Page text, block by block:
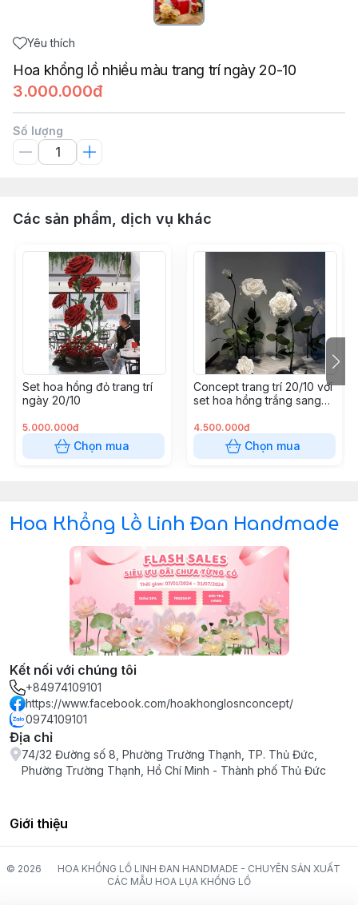
Yêu thích
Hoa khổng lồ nhiều màu trang trí ngày 20-10
3.000.000đ
Số lượng
Các sản phẩm, dịch vụ khác
Set hoa hồng đỏ trang trí
ngày 20/10
5.000.000đ
Chọn mua
Concept trang trí 20/10 với
set hoa hồng trắng sang
4.500.000đ
Chọn mua
Hoa Khổng Lồ Linh Đan Handmade
Kết nối với chúng tôi
+84974109101
https://www.facebook.com/hoakhonglosnconcept/
0974109101
Địa chỉ
74/32 Đường số 8, Phường Trường Thạnh, TP. Thủ Đức,
Phường Trường Thạnh, Hồ Chí Minh - Thành phố Thủ Đức
Giới thiệu
© 2026
HOA KHỔNG LỒ LINH ĐAN HANDMADE - CHUYÊN SẢN XUẤT
CÁC MẪU HOA LỤA KHỔNG LỒ